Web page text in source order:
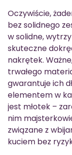
Oczywiście,
bez solidnego
w solidne,
skuteczne
nakrętek.
trwałego
gwarantuje ich
elementem w
jest młotek –
nim
związane z
kuciem bez